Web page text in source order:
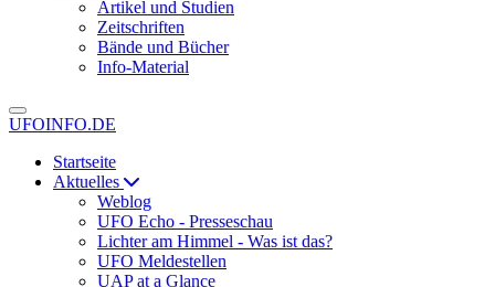
Artikel und Studien
Zeitschriften
Bände und Bücher
Info-Material
UFOINFO.DE
Startseite
Aktuelles
Weblog
UFO Echo - Presseschau
Lichter am Himmel - Was ist das?
UFO Meldestellen
UAP at a Glance